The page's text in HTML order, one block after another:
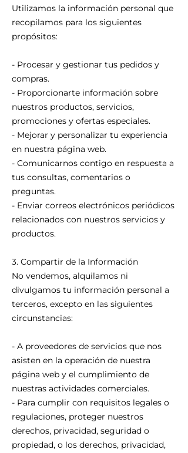
Utilizamos la información personal que
recopilamos para los siguientes
propósitos:
- Procesar y gestionar tus pedidos y
compras.
- Proporcionarte información sobre
nuestros productos, servicios,
promociones y ofertas especiales.
- Mejorar y personalizar tu experiencia
en nuestra página web.
- Comunicarnos contigo en respuesta a
tus consultas, comentarios o
preguntas.
- Enviar correos electrónicos periódicos
relacionados con nuestros servicios y
productos.
3. Compartir de la Información
No vendemos, alquilamos ni
divulgamos tu información personal a
terceros, excepto en las siguientes
circunstancias:
- A proveedores de servicios que nos
asisten en la operación de nuestra
página web y el cumplimiento de
nuestras actividades comerciales.
- Para cumplir con requisitos legales o
regulaciones, proteger nuestros
derechos, privacidad, seguridad o
propiedad, o los derechos, privacidad,